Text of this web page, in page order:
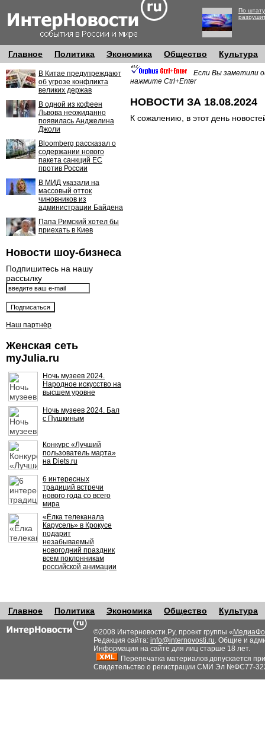
По
Главное Политика Экономика Общество Культура
В Китае предупреждают
об угрозе конфликта
великих держав
В одной из кофеен
Львова неожиданно
появилась Анджелина
Джоли
Bloomberg рассказал о
содержании нового
пакета санкций ЕС
против России
В МИД указали на
массовый отток
чиновников из
администрации Байдена
Папа Римский хотел бы
приехать в Киев
Новости шоу-бизнеса
Подпишитесь на нашу
рассылку
Наш партнёр
Женская сеть
myJulia.ru
Ночь музеев 2024.
Народное искусство на
высшем уровне
Ночь музеев 2024. Бал
с Пушкиным
Конкурс «Лучший
пользователь марта»
на Diets.ru
6 интересных
традиций встречи
нового года со всего
мира
«Ёлка телеканала
Карусель» в Крокусе
подарит
незабываемый
новогодний праздник
всем поклонникам
российской анимации
Если Вы заметили
нажмите Ctrl+Enter
НОВОСТИ ЗА 18.08.2024
К сожалению, в этот день
Главное Политика Экономика Общество Культура
©2008 Интерновости.Ру, проект группы «
Редакция сайта: info@internovosti.ru. Общие и
Информация на сайте для лиц старше 18 лет.
Перепечатка материалов допускается
Свидетельство о регистрации СМИ Эл №ФС77-